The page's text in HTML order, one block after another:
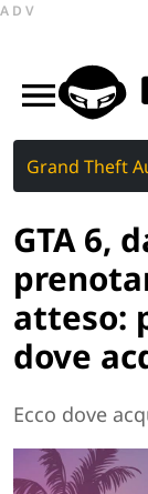
ADV
Grand Theft
GTA 6,
atteso:
dove
Ecco dove